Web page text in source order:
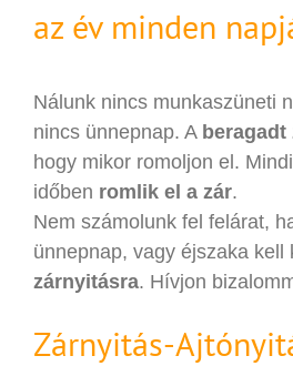
az év minden
Nálunk nincs munkaszüneti
nincs ünnepnap. A beragadt
hogy mikor romoljon el.
időben romlik el a zár.
Nem számolunk fel felárat,
ünnepnap, vagy éjszaka kell
zárnyitásra. Hívjon
Zárnyitás-